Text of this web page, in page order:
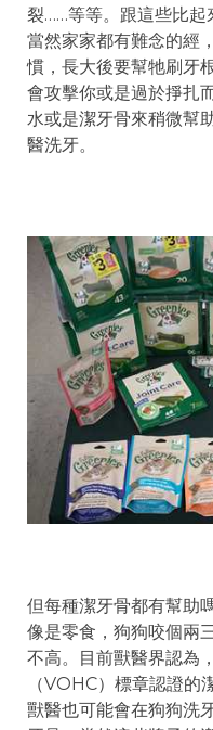
裂……等等。跟這些比起
當然家家都有難念的經
慣，長大後要幫牠刷牙
會攻擊你或是過於掙扎
水或是潔牙骨來稍微幫
醫洗牙。
但每種潔牙骨都有幫助
像是零食，狗狗咬個兩
不高。目前獸醫界認為
（VOHC）標章認證的
獸醫也可能會在狗狗洗